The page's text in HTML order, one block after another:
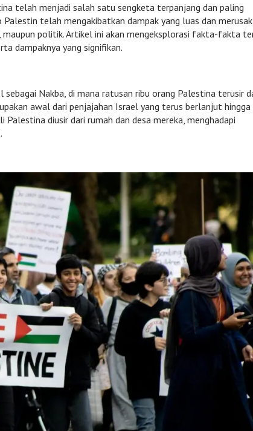
telah menjadi salah satu sengketa terpanjang dan paling
Palestin telah mengakibatkan dampak yang luas dan
politik. Artikel ini akan mengeksplorasi fakta-fakta
dampaknya yang signifikan.
Nakba, di mana ratusan ribu orang Palestina terusir
awal dari penjajahan Israel yang terus berlanjut
Palestina diusir dari rumah dan desa mereka, menghadapi